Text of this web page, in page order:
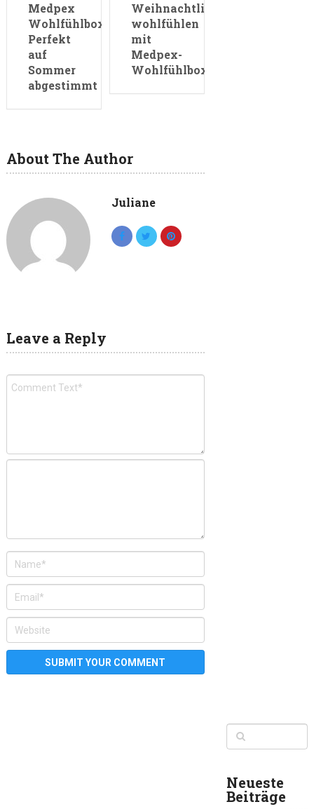
Medpex
Wohlfühlbox:
Perfekt
auf
Sommer
abgestimmt
Weihnachtlich
wohlfühlen
mit
Medpex-
Wohlfühlbox
About The Author
Juliane
Leave a Reply
Neueste
Beiträge